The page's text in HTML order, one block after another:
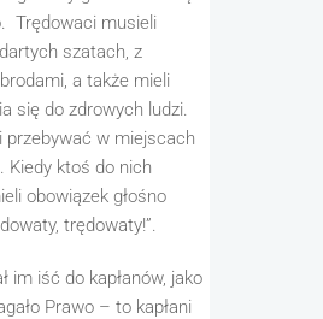
. Trędowaci musieli
szatach, z
a także mieli
się do zdrowych ludzi.
przebywać w miejscach
Kiedy ktoś do nich
obowiązek głośno
trędowaty!”.
im iść do kapłanów, jako
Prawo – to kapłani